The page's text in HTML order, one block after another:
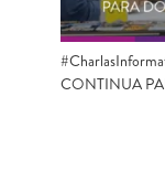
CONTINUA